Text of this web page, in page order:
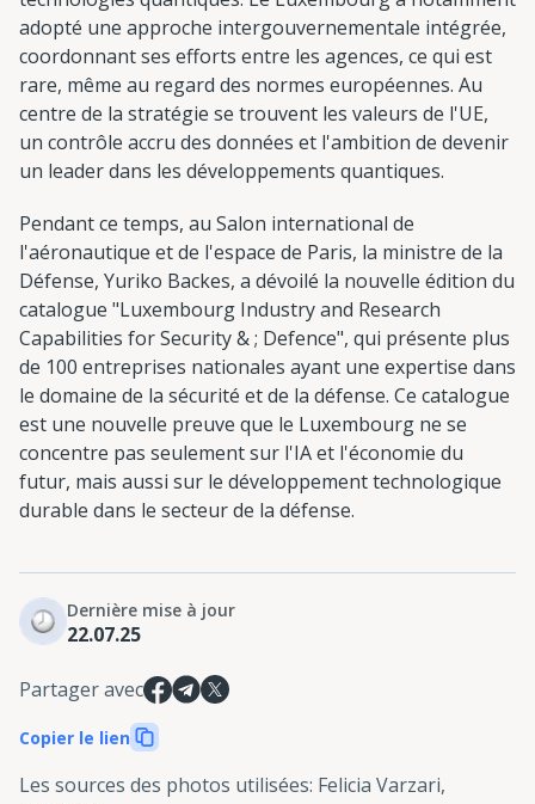
adopté une approche intergouvernementale intégrée,
coordonnant ses efforts entre les agences, ce qui est
rare, même au regard des normes européennes. Au
centre de la stratégie se trouvent les valeurs de l'UE,
un contrôle accru des données et l'ambition de devenir
un leader dans les développements quantiques.
Pendant ce temps, au Salon international de
l'aéronautique et de l'espace de Paris, la ministre de la
Défense, Yuriko Backes, a dévoilé la nouvelle édition du
catalogue "Luxembourg Industry and Research
Capabilities for Security & ; Defence", qui présente plus
de 100 entreprises nationales ayant une expertise dans
le domaine de la sécurité et de la défense. Ce catalogue
est une nouvelle preuve que le Luxembourg ne se
concentre pas seulement sur l'IA et l'économie du
futur, mais aussi sur le développement technologique
durable dans le secteur de la défense.
Dernière mise à jour
22.07.25
Partager avec
Copier le lien
Les sources des photos utilisées: Felicia Varzari,